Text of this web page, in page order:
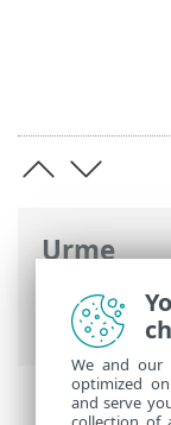
Urme
Ajutor
Detectări >
We and our
optimized
and serve